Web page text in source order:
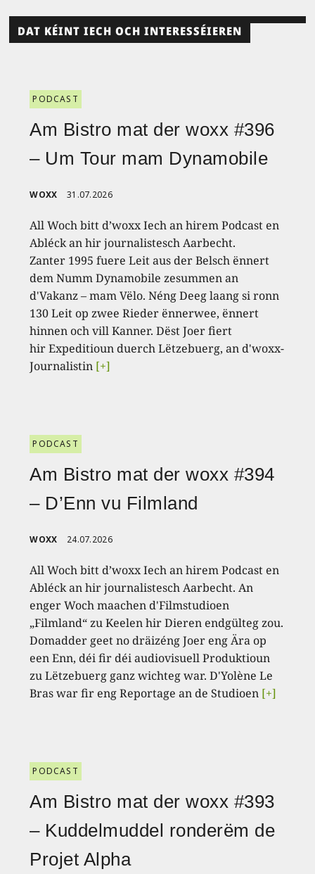
DAT KÉINT IECH OCH INTERESSÉIEREN
PODCAST
Am Bistro mat der woxx #396
– Um Tour mam Dynamobile
WOXX 31.07.2026
All Woch bitt d’woxx Iech an hirem Podcast en
Abléck an hir journalistesch Aarbecht.
Zanter 1995 fuere Leit aus der Belsch ënnert
dem Numm Dynamobile zesummen an
d'Vakanz – mam Vëlo. Néng Deeg laang si ronn
130 Leit op zwee Rieder ënnerwee, ënnert
hinnen och vill Kanner. Dëst Joer fiert
hir Expeditioun duerch Lëtzebuerg, an d'woxx-
Journalistin [+]
PODCAST
Am Bistro mat der woxx #394
– D’Enn vu Filmland
WOXX 24.07.2026
All Woch bitt d’woxx Iech an hirem Podcast en
Abléck an hir journalistesch Aarbecht. An
enger Woch maachen d'Filmstudioen
„Filmland“ zu Keelen hir Dieren endgülteg zou.
Domadder geet no dräizéng Joer eng Ära op
een Enn, déi fir déi audiovisuell Produktioun
zu Lëtzebuerg ganz wichteg war. D'Yolène Le
Bras war fir eng Reportage an de Studioen [+]
PODCAST
Am Bistro mat der woxx #393
– Kuddelmuddel ronderëm de
Projet Alpha